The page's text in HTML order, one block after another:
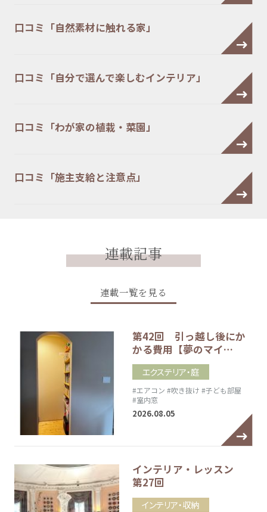
口コミ「自然素材に触れる家」
口コミ「自分で選んで楽しむインテリア」
口コミ「わが家の植栽・菜園」
口コミ「施主支給と注意点」
連載記事
連載一覧を見る
第42回 引っ越し後にか
かる費用【夢のマイ…
エクステリア・庭
#エアコン #吹き抜け #子ども部屋
#室内窓
2026.08.05
インテリア・レッスン
第27回
インテリア・収納